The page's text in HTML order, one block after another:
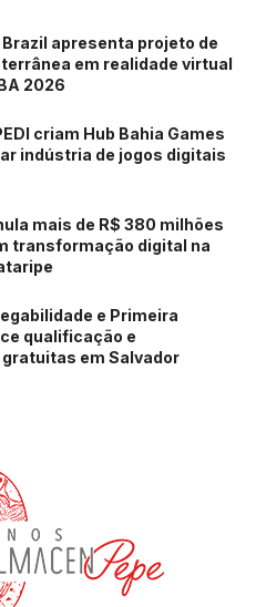
apresenta projeto de
em realidade virtual
2026
criam Hub Bahia Games
indústria de jogos digitais
mais de R$ 380 milhões
transformação digital na
e Primeira
qualificação e
em Salvador